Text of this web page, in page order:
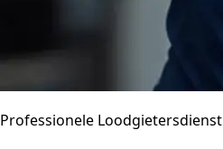
Professionele Loodgietersdienst